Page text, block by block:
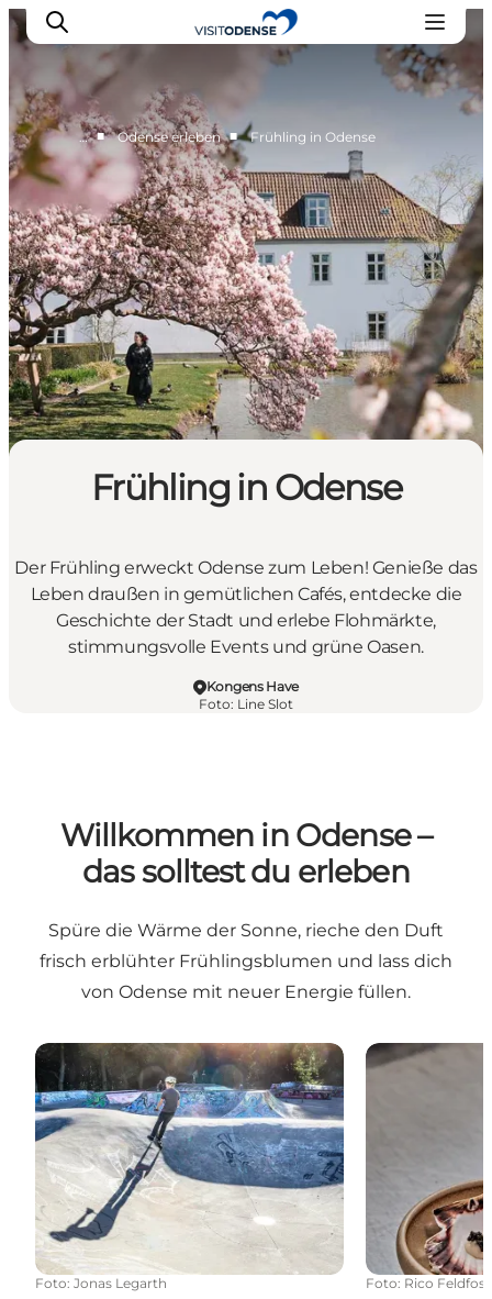
Odense erleben
Veranstaltungen
Reiseplanung
Inspiration
… ■ Odense erleben ■ Frühling in Odense
Forår i Odense
Frühling in Odense
Der Frühling erweckt Odense zum Leben! Genieße das
Leben draußen in gemütlichen Cafés, entdecke die
Geschichte der Stadt und erlebe Flohmärkte,
stimmungsvolle Events und grüne Oasen.
Kongens Have
Foto: Line Slot
Willkommen in Odense –
das solltest du erleben
Spüre die Wärme der Sonne, rieche den Duft
frisch erblühter Frühlingsblumen und lass dich
von Odense mit neuer Energie füllen.
Kinder in der Stadt
Foto: Jonas Legarth Foto: Rico Feldfoss